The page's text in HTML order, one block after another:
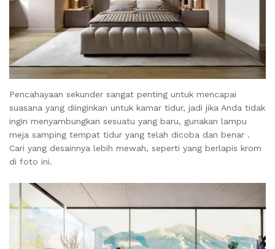
Pencahayaan sekunder sangat penting untuk mencapai
suasana yang diinginkan untuk kamar tidur, jadi jika Anda tidak
ingin menyambungkan sesuatu yang baru, gunakan lampu
meja samping tempat tidur yang telah dicoba dan benar .
Cari yang desainnya lebih mewah, seperti yang berlapis krom
di foto ini.